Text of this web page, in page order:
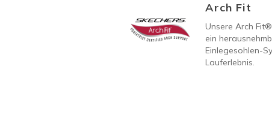
Arch Fit
Unsere Arch
ein
Einlegesohlen-
Lauferlebnis.